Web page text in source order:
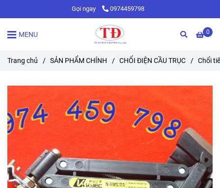
Gọi ngay 0974459798
0
MENU
Trang chủ / SẢN PHẨM CHÍNH / CHỔI ĐIỆN CẦU TRỤC / Chổi